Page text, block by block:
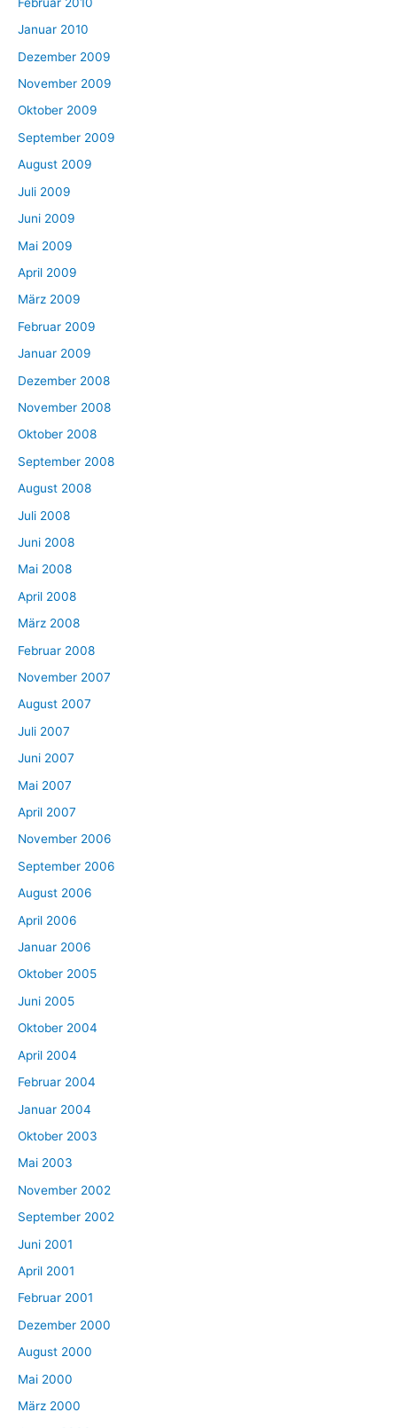
Januar 2010
Dezember 2009
November 2009
Oktober 2009
September 2009
August 2009
Juli 2009
Juni 2009
Mai 2009
April 2009
März 2009
Februar 2009
Januar 2009
Dezember 2008
November 2008
Oktober 2008
September 2008
August 2008
Juli 2008
Juni 2008
Mai 2008
April 2008
März 2008
Februar 2008
November 2007
August 2007
Juli 2007
Juni 2007
Mai 2007
April 2007
November 2006
September 2006
August 2006
April 2006
Januar 2006
Oktober 2005
Juni 2005
Oktober 2004
April 2004
Februar 2004
Januar 2004
Oktober 2003
Mai 2003
November 2002
September 2002
Juni 2001
April 2001
Februar 2001
Dezember 2000
August 2000
Mai 2000
März 2000